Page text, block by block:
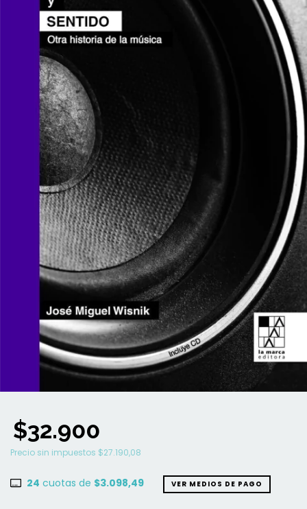
$32.900
Precio sin impuestos $27.190,08
24 cuotas de $3.098,49 VER MEDIOS DE PAGO